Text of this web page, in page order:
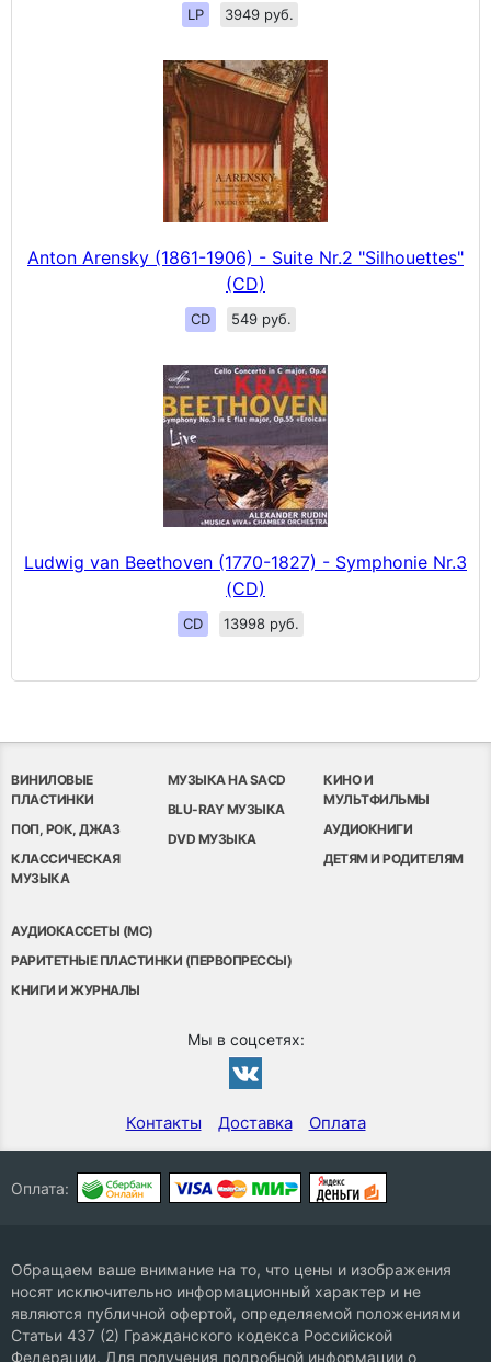
LP 3949 руб.
Anton Arensky (1861-1906) - Suite Nr.2 "Silhouettes"
(CD)
CD 549 руб.
Ludwig van Beethoven (1770-1827) - Symphonie Nr.3
(CD)
CD 13998 руб.
ВИНИЛОВЫЕ
ПЛАСТИНКИ
ПОП, РОК, ДЖАЗ
КЛАССИЧЕСКАЯ
МУЗЫКА
МУЗЫКА НА SACD
BLU-RAY МУЗЫКА
DVD МУЗЫКА
КИНО И
МУЛЬТФИЛЬМЫ
АУДИОКНИГИ
ДЕТЯМ И РОДИТЕЛЯМ
АУДИОКАССЕТЫ (MC)
РАРИТЕТНЫЕ ПЛАСТИНКИ (ПЕРВОПРЕССЫ)
КНИГИ И ЖУРНАЛЫ
Мы в соцсетях:
Контакты Доставка Оплата
Оплата:
Обращаем ваше внимание на то, что цены и изображения
носят исключительно информационный характер и не
являются публичной офертой, определяемой положениями
Статьи 437 (2) Гражданского кодекса Российской
Федерации. Для получения подробной информации о